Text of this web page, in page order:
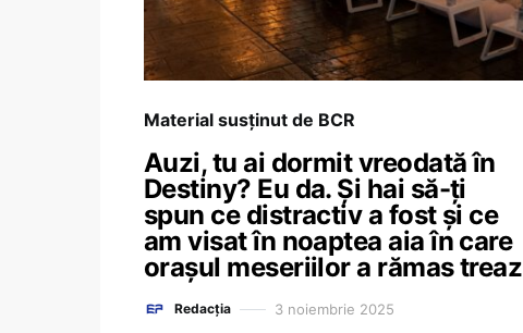
Material susținut de BCR
Auzi, tu ai dormit vreodată în
Destiny? Eu da. Și hai să-ți
spun ce distractiv a fost și ce
am visat în noaptea aia în care
orașul meseriilor a rămas treaz
Redacția 3 noiembrie 2025